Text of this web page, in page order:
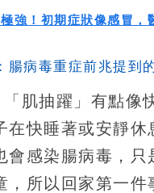
強！初期症狀像感冒，
腸病毒重症前兆提到
「肌抽躍」有點
在快睡著或安靜
會感染腸病毒，
，所以回家第一件